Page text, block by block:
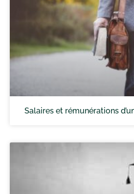
Salaires et rémunérations